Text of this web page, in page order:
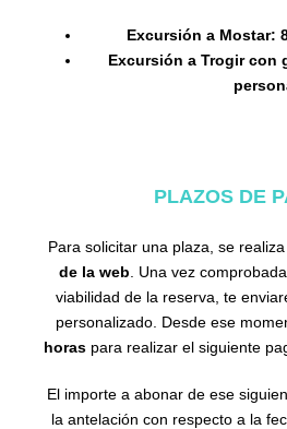
Excursión a Mostar:
Excursión a Trogir con
PLAZOS DE
Para solicitar una plaza, se
de la web . Una vez
viabilidad de la reserva, te
personalizado. Desde ese
horas para realizar el siguiente
El importe a abonar de ese
la antelación con respecto a la